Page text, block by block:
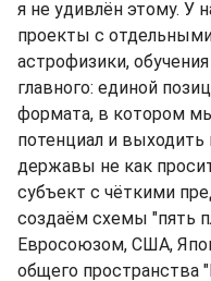
я не удивлён этому. У
проекты с
астрофизики,
главного: единой
формата, в котором
потенциал и
державы не как
субъект с чёткими
создаём схемы "пять
Евросоюзом, США,
общего пространства